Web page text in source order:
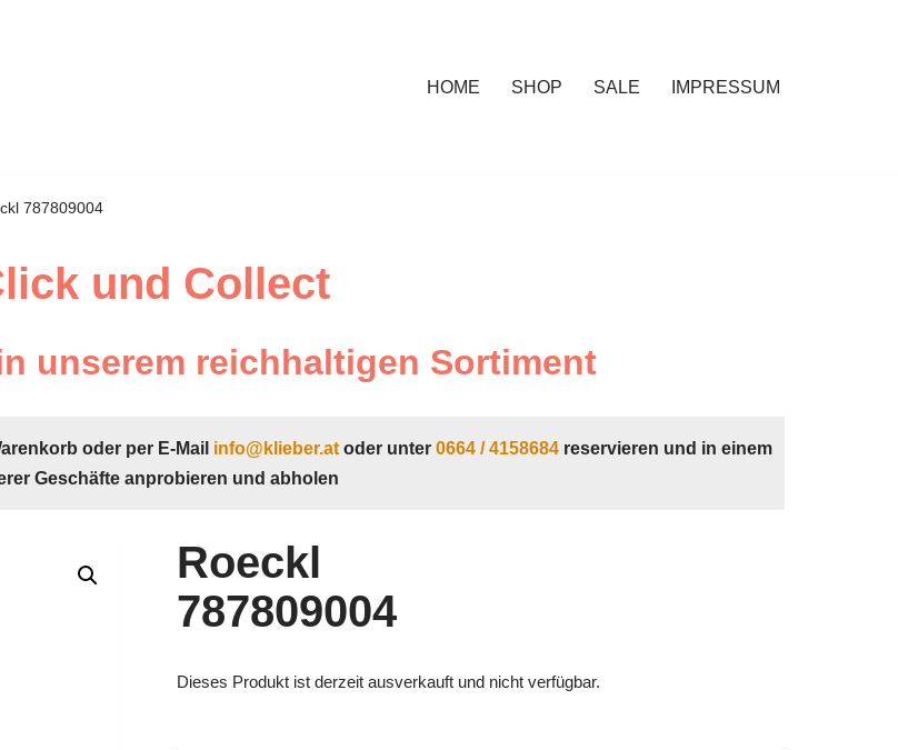
HOME SHOP SALE IMPRESSUM
787809004
und Collect
unserem reichhaltigen Sortiment
oder per E-Mail info@klieber.at oder unter 0664 / 4158684 reservieren und in einem
Geschäfte anprobieren und abholen
Roeckl
787809004
Dieses Produkt ist derzeit ausverkauft und nicht verfügbar.